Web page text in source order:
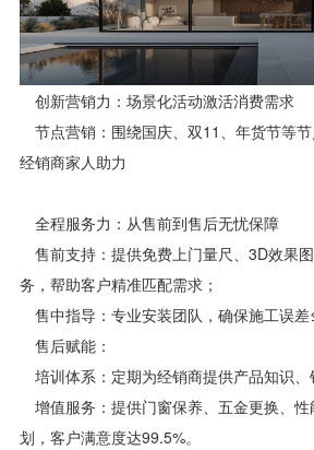
创新营销力：场景化活动激活消费需求
节点营销：围绕国庆、双11、年货节等
经销商家人助力
全程服务力：从售前到售后无忧保障
售前支持：提供免费上门量尺、3D效果
务，帮助客户精准匹配需求；
售中指导：专业安装团队，确保施工误差
售后赋能：
培训体系：定期为经销商提供产品知识、
增值服务：提供门窗保养、五金更换、
划，客户满意度达99.5%。